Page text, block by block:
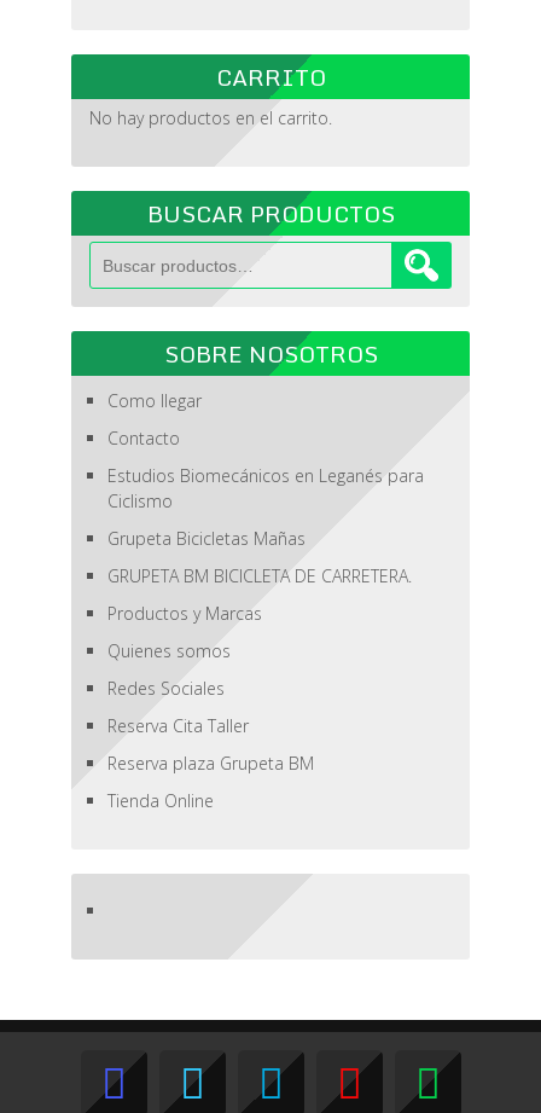
CARRITO
No hay productos en el carrito.
BUSCAR PRODUCTOS
Buscar
por:
SOBRE NOSOTROS
Como llegar
Contacto
Estudios Biomecánicos en Leganés para
Ciclismo
Grupeta Bicicletas Mañas
GRUPETA BM BICICLETA DE CARRETERA.
Productos y Marcas
Quienes somos
Redes Sociales
Reserva Cita Taller
Reserva plaza Grupeta BM
Tienda Online